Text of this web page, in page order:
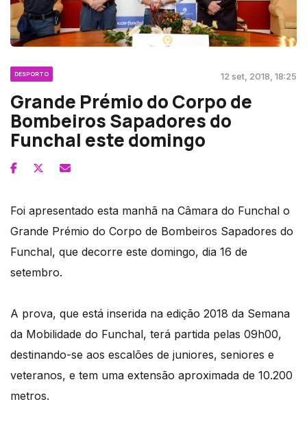
DESPORTO 12 set, 2018, 18:25
Grande Prémio do Corpo de
Bombeiros Sapadores do
Funchal este domingo
Foi apresentado esta manhã na Câmara do Funchal o
Grande Prémio do Corpo de Bombeiros Sapadores do
Funchal, que decorre este domingo, dia 16 de
setembro.
A prova, que está inserida na edição 2018 da Semana
da Mobilidade do Funchal, terá partida pelas 09h00,
destinando-se aos escalões de juniores, seniores e
veteranos, e tem uma extensão aproximada de 10.200
metros.